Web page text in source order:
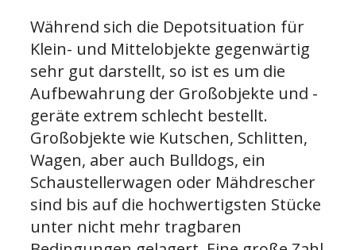
Während sich die Depotsituation für
Klein- und Mittelobjekte gegenwärtig
sehr gut darstellt, so ist es um die
Aufbewahrung der Großobjekte und -
geräte extrem schlecht bestellt.
Großobjekte wie Kutschen, Schlitten,
Wagen, aber auch Bulldogs, ein
Schaustellerwagen oder Mähdrescher
sind bis auf die hochwertigsten Stücke
unter nicht mehr tragbaren